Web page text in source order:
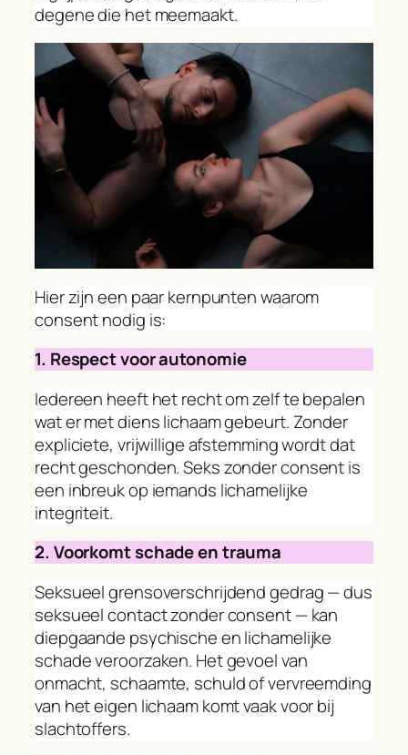
degene die het meemaakt.
Hier zijn een paar kernpunten waarom
consent nodig is:
1. Respect voor autonomie
Iedereen heeft het recht om zelf te bepalen
wat er met diens lichaam gebeurt. Zonder
expliciete, vrijwillige afstemming wordt dat
recht geschonden. Seks zonder consent is
een inbreuk op iemands lichamelijke
integriteit.
2. Voorkomt schade en trauma
Seksueel grensoverschrijdend gedrag — dus
seksueel contact zonder consent — kan
diepgaande psychische en lichamelijke
schade veroorzaken. Het gevoel van
onmacht, schaamte, schuld of vervreemding
van het eigen lichaam komt vaak voor bij
slachtoffers.